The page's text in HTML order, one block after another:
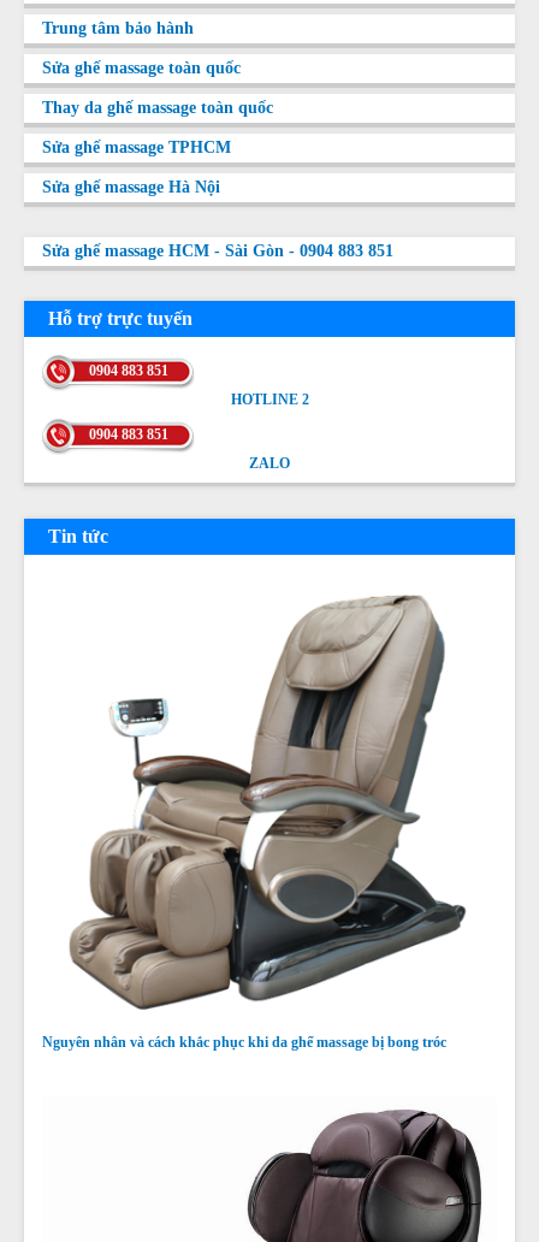
Trung tâm bảo hành
Sửa ghế massage toàn quốc
Thay da ghế massage toàn quốc
Sửa ghế massage TPHCM
Sửa ghế massage Hà Nội
Sửa ghế massage HCM - Sài Gòn - 0904 883 851
Hỗ trợ trực tuyến
0904 883 851
HOTLINE 2
0904 883 851
ZALO
Tin tức
Nguyên nhân và cách khắc phục khi da ghế massage bị bong tróc